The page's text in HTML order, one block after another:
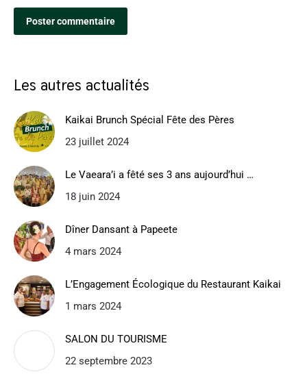
Poster commentaire
Les autres actualités
Kaikai Brunch Spécial Fête des Pères
23 juillet 2024
Le Vaeara’i a fêté ses 3 ans aujourd’hui …
18 juin 2024
Dîner Dansant à Papeete
4 mars 2024
L’Engagement Écologique du Restaurant Kaikai
1 mars 2024
SALON DU TOURISME
22 septembre 2023